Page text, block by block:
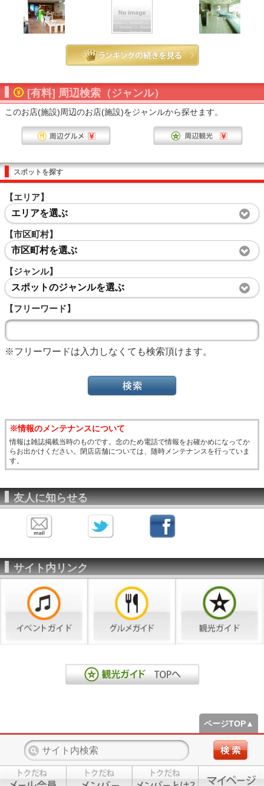
[有料] 周辺検索（ジャンル）
このお店(施設)周辺のお店(施設)をジャンルから探せます。
スポットを探す
【エリア】
エリアを選ぶ
【市区町村】
市区町村を選ぶ
【ジャンル】
スポットのジャンルを選ぶ
【フリーワード】
※フリーワードは入力しなくても検索頂けます。
※情報のメンテナンスについて
情報は雑誌掲載当時のものです。念のため電話で情報をお確かめになってか
らお出かけください。閉店店舗については、随時メンテナンスを行っていま
す。
友人に知らせる
サイト内リンク
ページTOP▲